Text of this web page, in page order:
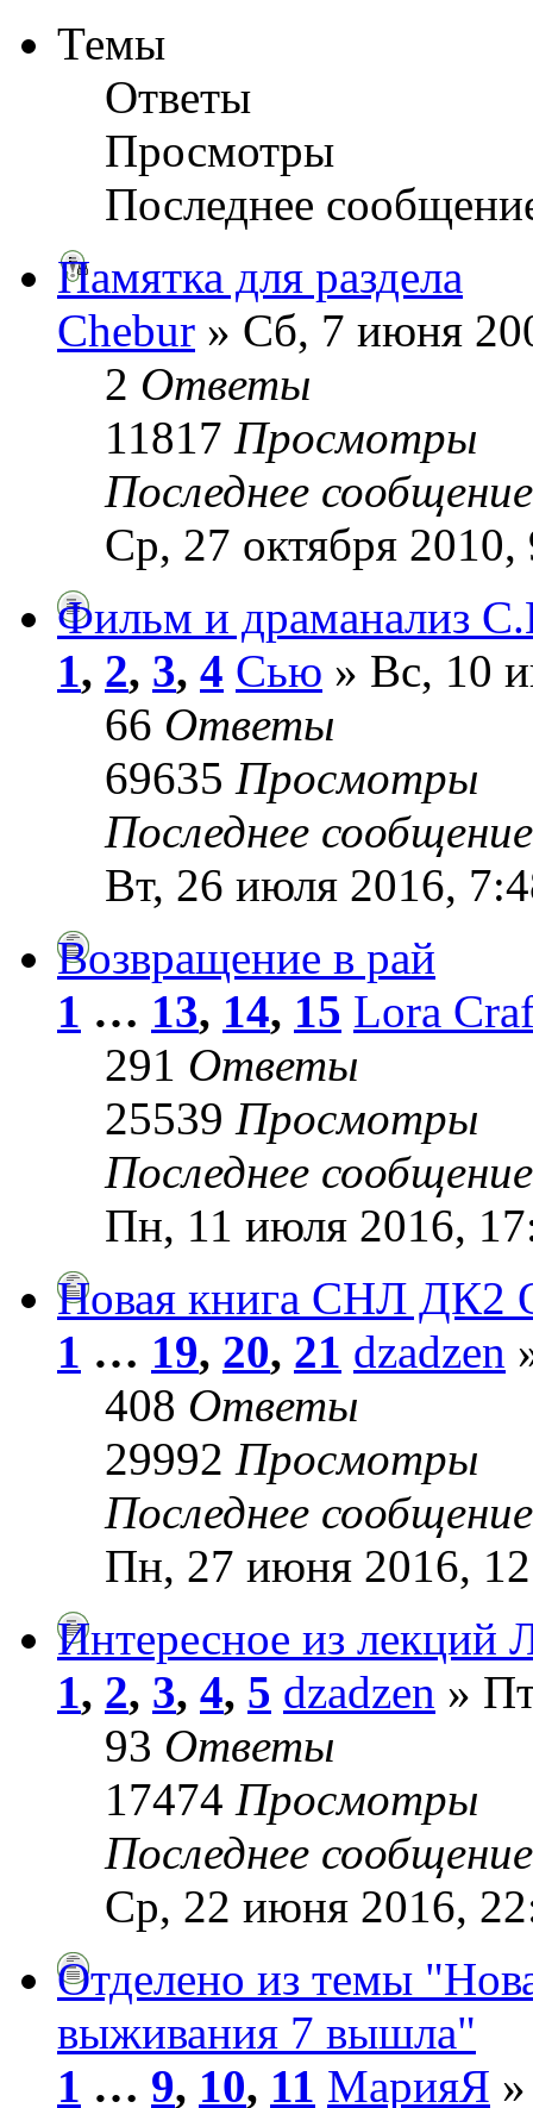
Темы
Ответы
Просмотры
Последнее
Памятка для раздела
Chebur » Сб, 7 июня
2 Ответы
11817 Просмотры
Последнее
Ср, 27 октября 2010,
Фильм и драманализ
1, 2, 3, 4 Сью » Вс, 10
66 Ответы
69635 Просмотры
Последнее
Вт, 26 июля 2016,
Возвращение в рай
1 … 13, 14, 15 Lora
291 Ответы
25539 Просмотры
Последнее
Пн, 11 июля 2016,
Новая книга СНЛ ДК2
1 … 19, 20, 21 dzadzen
408 Ответы
29992 Просмотры
Последнее
Пн, 27 июня 2016,
Интересное из лекций
1, 2, 3, 4, 5 dzadzen »
93 Ответы
17474 Просмотры
Последнее
Ср, 22 июня 2016,
Отделено из темы
выживания 7 вышла"
1 … 9, 10, 11 МарияЯ